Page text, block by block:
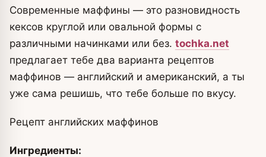
Современные маффины — это разновидность
кексов круглой или овальной формы с
различными начинками или без. tochka.net
предлагает тебе два варианта рецептов
маффинов — английский и американский, а ты
уже сама решишь, что тебе больше по вкусу.
Рецепт английских маффинов
Ингредиенты: